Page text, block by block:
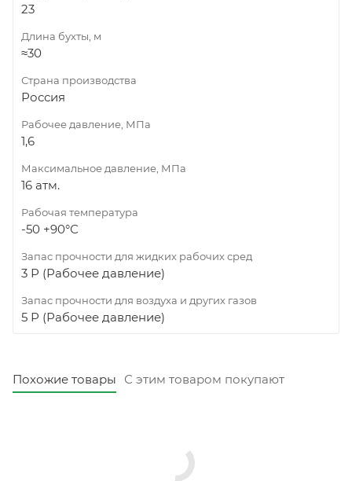
23
Длина бухты, м
≈30
Страна производства
Россия
Рабочее давление, МПа
1,6
Максимальное давление, МПа
16 атм.
Рабочая температура
-50 +90°С
Запас прочности для жидких рабочих сред
3 Р (Рабочее давление)
Запас прочности для воздуха и других газов
5 Р (Рабочее давление)
Похожие товары С этим товаром покупают